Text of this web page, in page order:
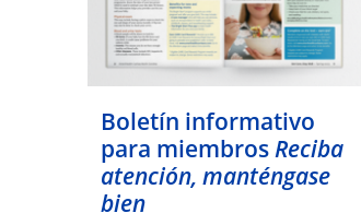
Boletín informativo
para miembrosReciba
atención, manténgase
bien